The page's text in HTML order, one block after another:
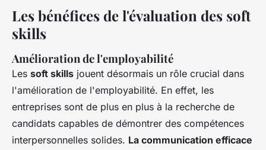
Les bénéfices de l'évaluation des soft
skills
Amélioration de l'employabilité
Les soft skills jouent désormais un rôle crucial dans
l'amélioration de l'employabilité. En effet, les
entreprises sont de plus en plus à la recherche de
candidats capables de démontrer des compétences
interpersonnelles solides. La communication efficace